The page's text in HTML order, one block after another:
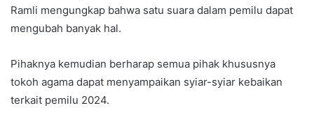
Ramli mengungkap bahwa satu suara dalam pemilu dapat
mengubah banyak hal.
Pihaknya kemudian berharap semua pihak khususnya
tokoh agama dapat menyampaikan syiar-syiar kebaikan
terkait pemilu 2024.